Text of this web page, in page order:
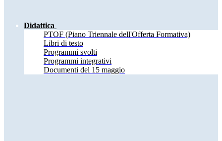
Didattica
PTOF (Piano Triennale dell'Offerta Formativa)
Libri di testo
Programmi svolti
Programmi integrativi
Documenti del 15 maggio